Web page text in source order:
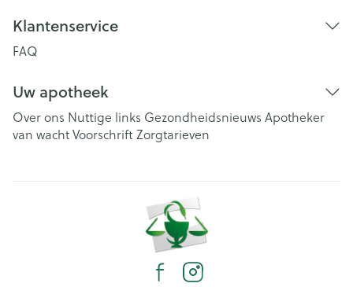
Klantenservice
FAQ
Uw apotheek
Over ons Nuttige links Gezondheidsnieuws Apotheker
van wachtVoorschriftZorgtarieven